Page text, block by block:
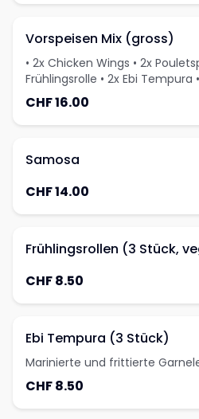
Vorspeisen Mix (gross)
• 2x Chicken Wings • 2x
Frühlingsrolle • 2x Ebi Tempura
CHF 16.00
Samosa
CHF 14.00
Frühlingsrollen (3 Stück,
CHF 8.50
Ebi Tempura (3 Stück)
Marinierte und frittierte
CHF 8.50